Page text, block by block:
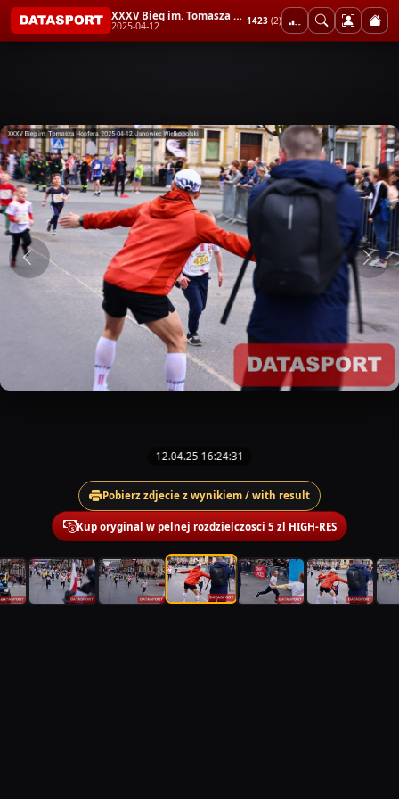
XXXV Bieg im. Tomasza Hopfera
2025-04-12 1423 (2)
12.04.25 16:24:31
Pobierz zdjecie z wynikiem / with result
Kup oryginal w pelnej rozdzielczosci 5 zl HIGH-RES